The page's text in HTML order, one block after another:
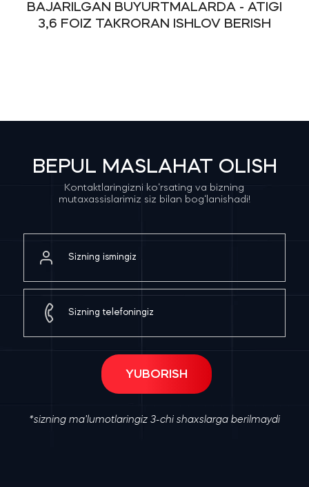
BAJARILGAN BUYURTMALARDA - ATIGI
3,6 FOIZ TAKRORAN ISHLOV BERISH
BEPUL MASLAHAT OLISH
Kontaktlaringizni ko‘rsating va bizning
mutaxassislarimiz siz bilan bog‘lanishadi!
*sizning ma’lumotlaringiz 3-chi shaxslarga berilmaydi